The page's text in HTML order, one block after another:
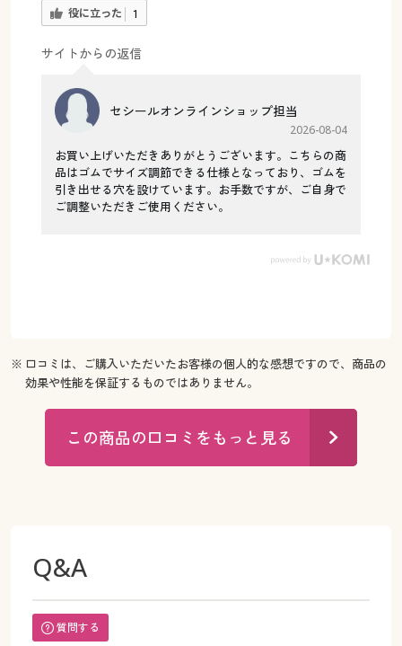
役に立った 1
サイトからの返信
セシールオンラインショップ担当
2026-08-04
お買い上げいただきありがとうございます。こちらの商
品はゴムでサイズ調節できる仕様となっており、ゴムを
引き出せる穴を設けています。お手数ですが、ご自身で
ご調整いただきご使用ください。
※ 口コミは、ご購入いただいたお客様の個人的な感想ですので、商品の
効果や性能を保証するものではありません。
この商品の口コミをもっと見る
Q&A
質問する